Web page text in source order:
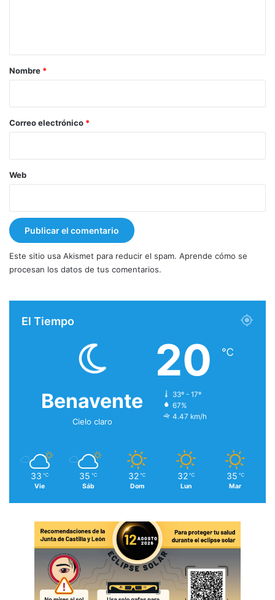
r
*
Nombre *
Correo electrónico *
Web
Este sitio usa Akismet para reducir el spam. Aprende cómo se
procesan los datos de tus comentarios.
El Tiempo
Benavente
Cielo claro
20 ℃
33º - 17º
67%
4.47 km/h
33 ℃
Vie
35 ℃
Sáb
32 ℃
Dom
32 ℃
Lun
35 ℃
Mar